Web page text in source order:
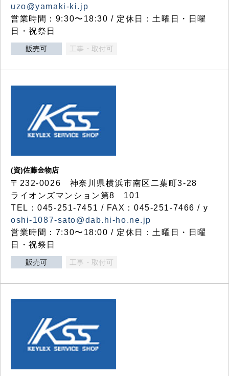
uzo@yamaki-ki.jp
営業時間：9:30〜18:30 / 定休日：土曜日・日曜
日・祝祭日
販売可 工事・取付可
(資)佐藤金物店
〒232-0026 神奈川県横浜市南区二葉町3-28
ライオンズマンション第8 101
TEL：045-251-7451 / FAX：045-251-7466 / y
oshi-1087-sato@dab.hi-ho.ne.jp
営業時間：7:30〜18:00 / 定休日：土曜日・日曜
日・祝祭日
販売可 工事・取付可